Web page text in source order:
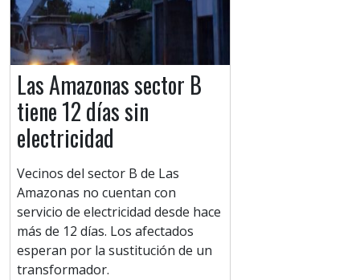
Las Amazonas sector B
tiene 12 días sin
electricidad
Vecinos del sector B de Las
Amazonas no cuentan con
servicio de electricidad desde hace
más de 12 días. Los afectados
esperan por la sustitución de un
transformador.